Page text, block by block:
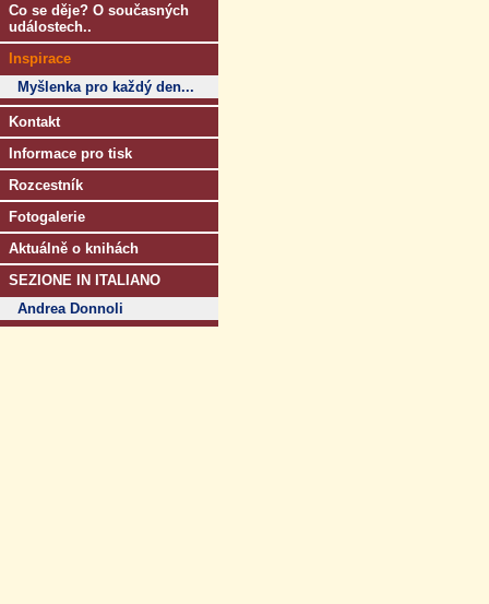
Co se děje? O současných
událostech..
Inspirace
Myšlenka pro každý den...
Kontakt
Informace pro tisk
Rozcestník
Fotogalerie
Aktuálně o knihách
SEZIONE IN ITALIANO
Andrea Donnoli